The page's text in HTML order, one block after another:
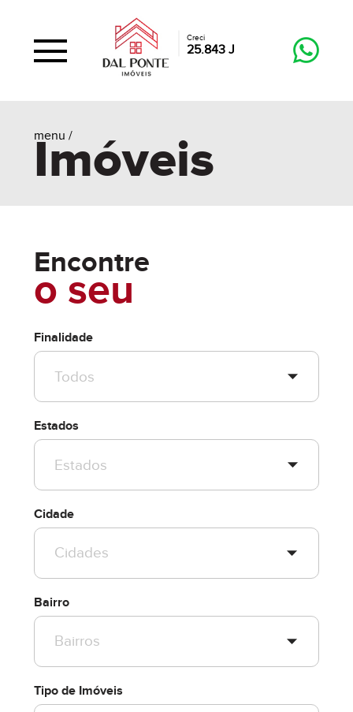
Creci
25.843 J
menu /
Imóveis
Encontre
o seu
Finalidade
Estados
Cidade
Bairro
Tipo de Imóveis